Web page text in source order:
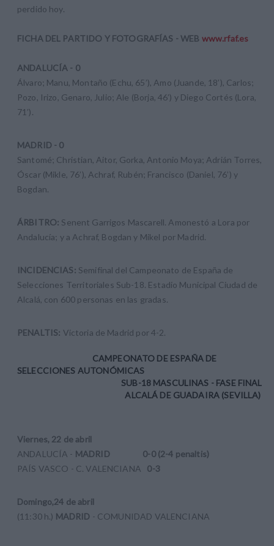
perdido hoy.
FICHA DEL PARTIDO Y FOTOGRAFÍAS - WEB www.rfaf.es
ANDALUCÍA - 0
Álvaro; Manu, Montaño (Echu, 65’), Amo (Juande, 18’), Carlos;
Pozo, Irizo, Genaro, Julio; Ale (Borja, 46’) y Diego Cortés (Lora,
71’).
MADRID - 0
Santomé; Christian, Aitor, Gorka, Antonio Moya; Adrián Torres,
Óscar (Mikle, 76’), Achraf, Rubén; Francisco (Daniel, 76’) y
Bogdan.
ÁRBITRO: Senent Garrigos Mascarell. Amonestó a Lora por
Andalucía; y a Achraf, Bogdan y Mikel por Madrid.
INCIDENCIAS: Semifinal del Campeonato de España de
Selecciones Territoriales Sub-18. Estadio Municipal Ciudad de
Alcalá, con 600 personas en las gradas.
PENALTIS: Victoria de Madrid por 4-2.
CAMPEONATO DE ESPAÑA DE
SELECCIONES AUTONÓMICAS
SUB-18 MASCULINAS - FASE FINAL
ALCALÁ DE GUADAIRA (SEVILLA)
Viernes, 22 de abril
ANDALUCÍA - MADRID 0-0 (2-4 penaltis)
PAÍS VASCO - C. VALENCIANA 0-3
Domingo,24 de abril
(11:30 h.) MADRID - COMUNIDAD VALENCIANA